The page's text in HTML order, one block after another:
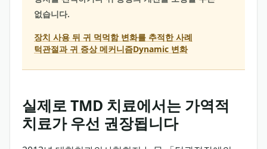
없습니다.
장치 사용 뒤 귀 먹먹함 변화를 추적한 사례
턱관절과 귀 증상 메커니즘Dynamic 변화
실제로 TMD 치료에서는 가역적
치료가 우선 권장됩니다